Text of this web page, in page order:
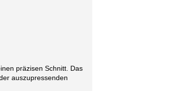
präzisen Schnitt. Das
auszupressenden